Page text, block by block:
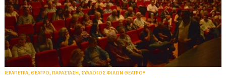
ΙΕΡΑΠΕΤΡΑ, ΘΕΑΤΡΟ, ΠΑΡΑΣΤΑΣΗ , ΣΥΛΛΟΓΟΣ ΦΙΛΩΝ ΘΕΑΤΡΟΥ